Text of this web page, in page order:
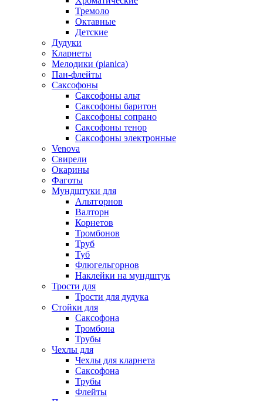
Тремоло
Октавные
Детские
Дудуки
Кларнеты
Мелодики (pianica)
Пан-флейты
Саксофоны
Саксофоны альт
Саксофоны баритон
Саксофоны сопрано
Саксофоны тенор
Саксофоны электронные
Venova
Свирели
Окарины
Фаготы
Мундштуки для
Альтгорнов
Валторн
Корнетов
Тромбонов
Труб
Туб
Флюгельгорнов
Наклейки на мундштук
Трости для
Трости для дудука
Стойки для
Саксофона
Тромбона
Трубы
Чехлы для
Чехлы для кларнета
Саксофона
Трубы
Флейты